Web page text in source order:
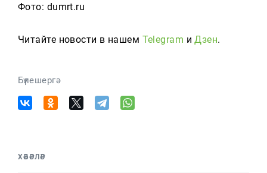
Фото: dumrt.ru
Читайте новости в нашем Telegram иДзен.
Бүлешергә
ХӘБӘРЛӘР